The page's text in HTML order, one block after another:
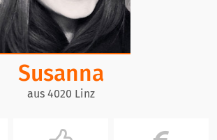
Susanna
aus 4020 Linz